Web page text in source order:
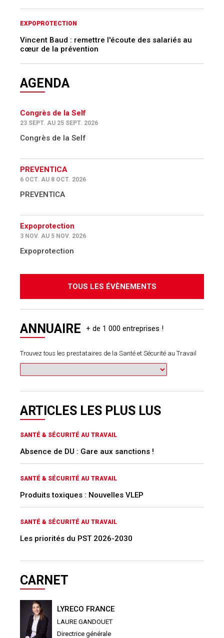
EXPOPROTECTION
Vincent Baud : remettre l'écoute des salariés au
cœur de la prévention
AGENDA
Congrès de la Self
23 SEPT. AU 25 SEPT. 2026
Congrès de la Self
PREVENTICA
6 OCT. AU 8 OCT. 2026
PREVENTICA
Expoprotection
3 NOV. AU 5 NOV. 2026
Expoprotection
TOUS LES ÉVÈNEMENTS
ANNUAIRE
Trouvez tous les prestataires de la Santé et Sécurité au Travail
ARTICLES LES PLUS LUS
SANTÉ & SÉCURITÉ AU TRAVAIL
Absence de DU : Gare aux sanctions !
SANTÉ & SÉCURITÉ AU TRAVAIL
Produits toxiques : Nouvelles VLEP
SANTÉ & SÉCURITÉ AU TRAVAIL
Les priorités du PST 2026-2030
CARNET
LYRECO FRANCE
LAURE GANDOUET
Directrice générale